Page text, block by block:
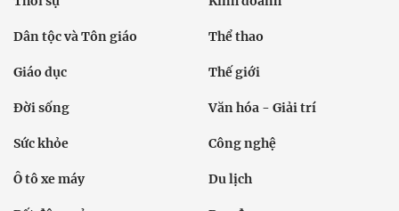
Dân tộc và Tôn giáo Thể thao
Giáo dục Thế giới
Đời sống Văn hóa - Giải trí
Sức khỏe Công nghệ
Ô tô xe máy Du lịch